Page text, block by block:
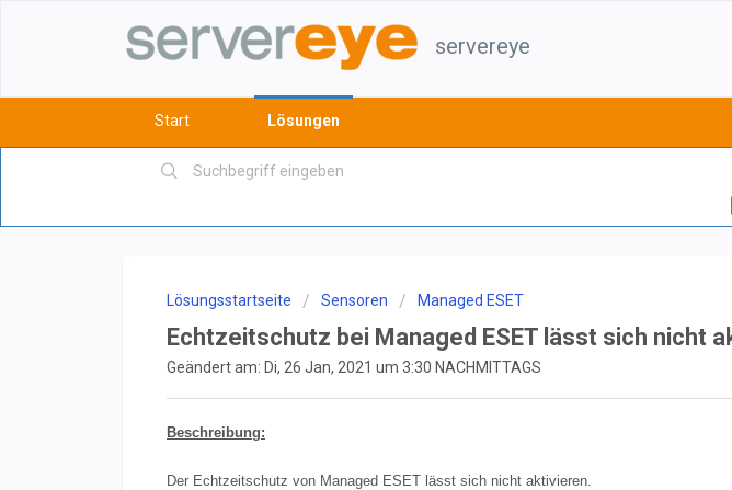
servereye
Start Lösungen
Lösungsstartseite Sensoren Managed ESET
Echtzeitschutz bei Managed ESET lässt sich nicht
Geändert am: Di, 26 Jan, 2021 um 3:30 NACHMITTAGS
Beschreibung:
Der Echtzeitschutz von Managed ESET lässt sich nicht aktivieren.